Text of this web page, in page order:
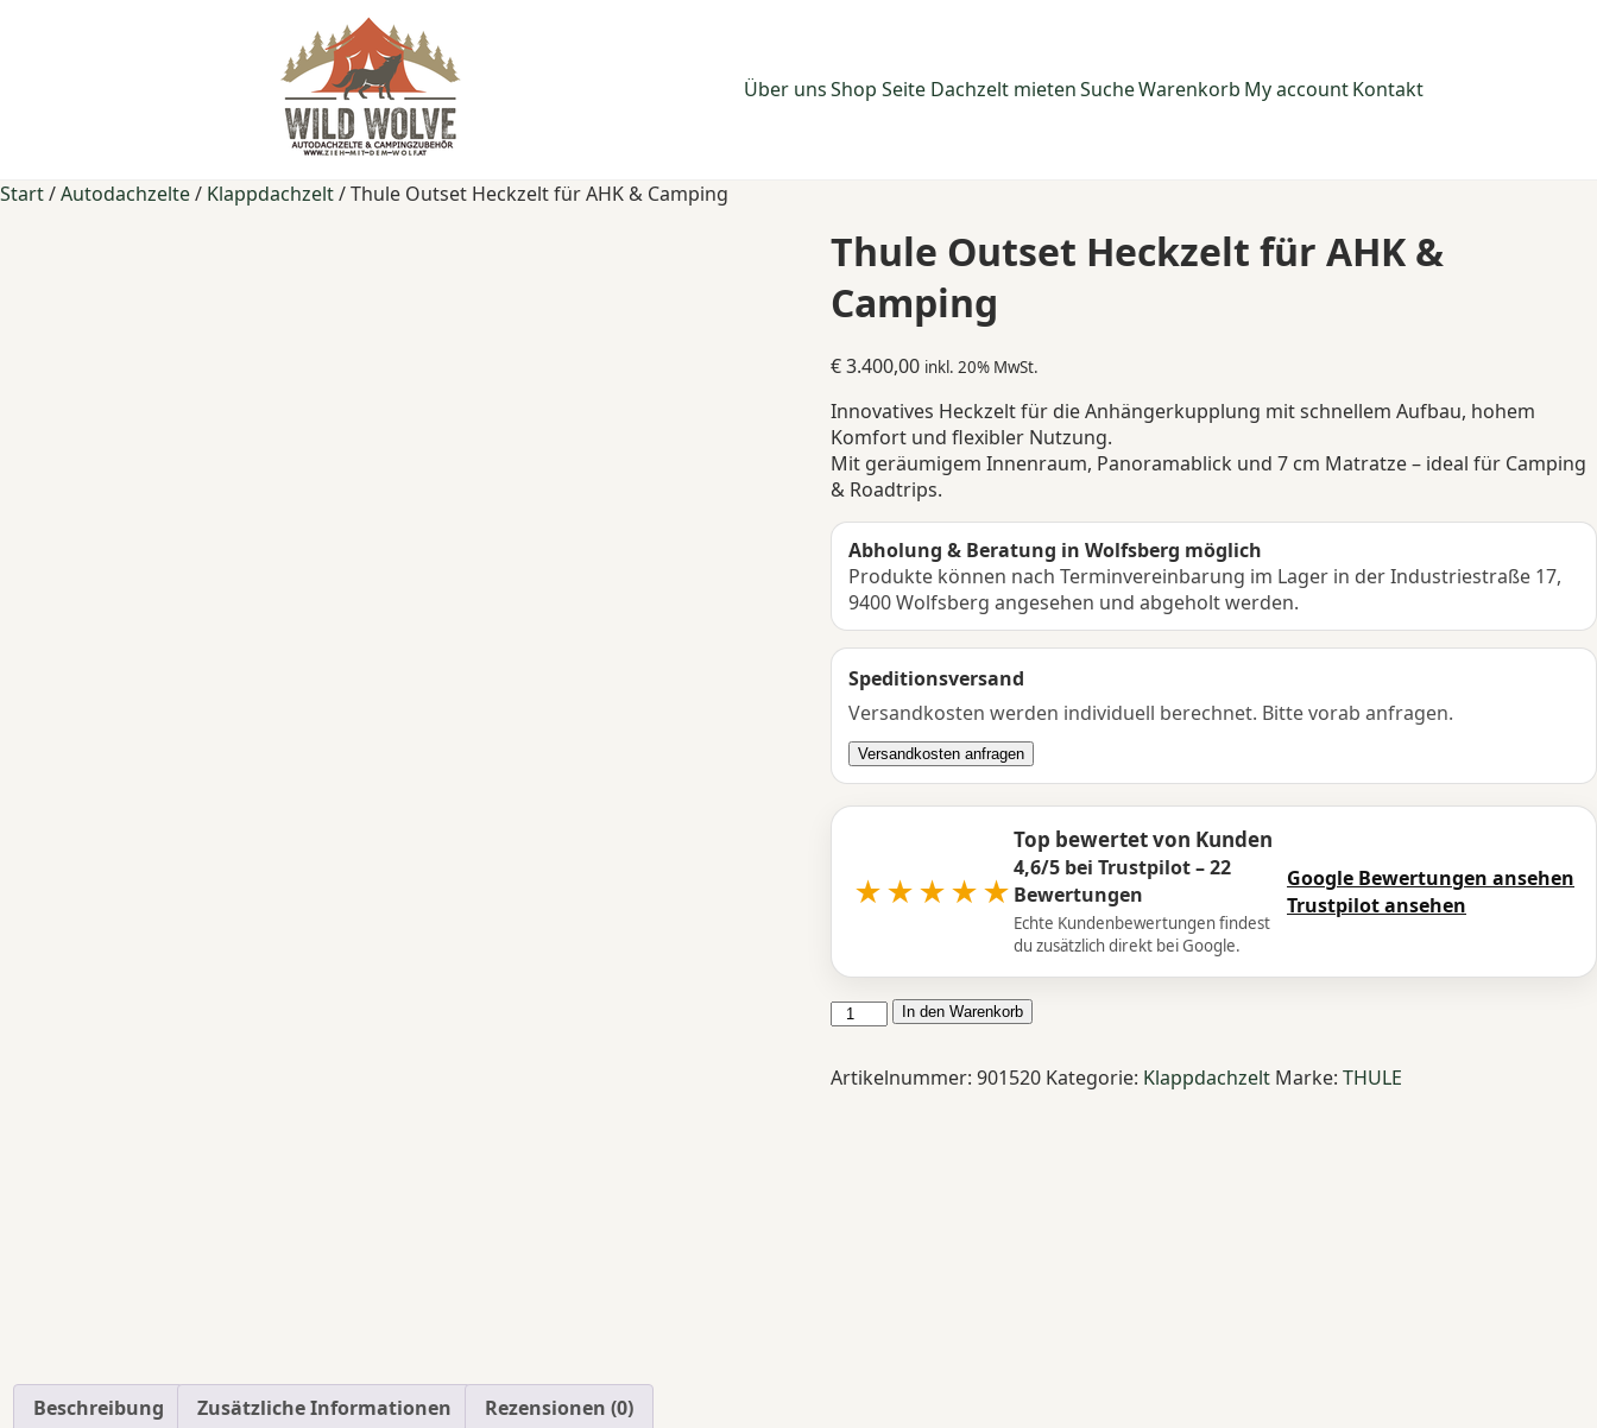
Über uns Shop Seite Dachzelt mietenSucheWarenkorb My accountKontakt
Start/Autodachzelte/ Klappdachzelt/ Thule Outset Heckzelt für AHK & Camping
Thule Outset Heckzelt für AHK &
Camping
€3.400,00 inkl. 20% MwSt.
Innovatives Heckzelt für die Anhängerkupplung mit schnellem Aufbau, hohem
Komfort und flexibler Nutzung.
Mit geräumigem Innenraum, Panoramablick und 7 cm Matratze – ideal für Camping
& Roadtrips.
Abholung & Beratung in Wolfsberg möglich
Produkte können nach Terminvereinbarung im Lager in der Industriestraße 17,
9400 Wolfsberg angesehen und abgeholt werden.
Speditionsversand
Versandkosten werden individuell berechnet. Bitte vorab anfragen.
Versandkosten anfragen
★★★★★
Top bewertet von Kunden
4,6/5 bei Trustpilot – 22
Bewertungen
Echte Kundenbewertungen findest
du zusätzlich direkt bei Google.
Google Bewertungen ansehen
Trustpilot ansehen
Thule
für
In den Warenkorb
Artikelnummer: 901520 Kategorie: Klappdachzelt Marke: THULE
Beschreibung Zusätzliche Informationen Rezensionen (0)